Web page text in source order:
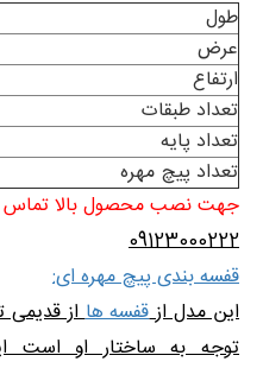
طول
عرض
ارتفاع
تعداد طبقات
تعداد پایه
تعداد پیچ مهره
جهت نصب محصول بالا تماس
09123000222
قفسه بندی پیچ مهره ای:
این مدل ازقفسه هااز قدیمی
توجه به ساختار او است